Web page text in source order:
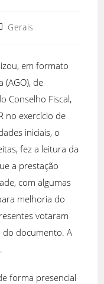
Gerais
em formato
(AGO), de
Conselho Fiscal,
no exercício de
iniciais, o
fez a leitura da
a prestação
com algumas
melhoria do
votaram
do documento. A
forma presencial